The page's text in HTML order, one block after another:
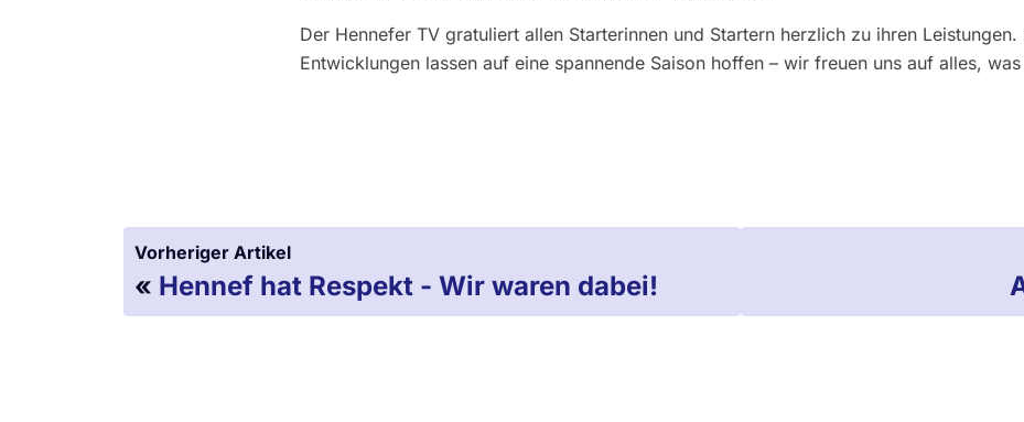
Der Hennefer TV gratuliert allen Starterinnen und Startern herzlich zu ihren
Entwicklungen lassen auf eine spannende Saison hoffen – wir freuen uns auf alles,
Vorheriger Artikel
« Hennef hat Respekt - Wir waren dabei!